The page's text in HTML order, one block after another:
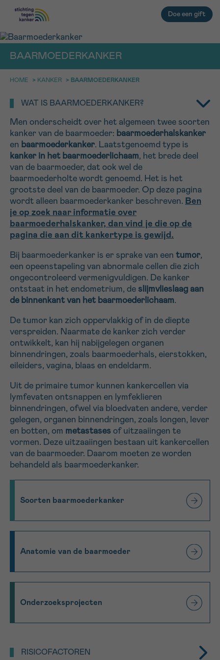
Doe een gift
BAARMOEDERKANKER
HOME > KANKER > BAARMOEDERKANKER
WAT IS BAARMOEDERKANKER?
Men onderscheidt over het algemeen twee soorten
kanker van de baarmoeder: baarmoederhalskanker
en baarmoederkanker. Laatstgenoemd type is
kanker in het baarmoederlichaam, het brede deel
van de baarmoeder, dat ook wel de
baarmoederholte wordt genoemd. Het is het
grootste deel van de baarmoeder. Op deze pagina
wordt alleen baarmoederkanker beschreven. Ben
je op zoek naar informatie over
baarmoederhalskanker, dan vind je die op de
pagina die aan dit kankertype is gewijd.
Bij baarmoederkanker is er sprake van een tumor,
een opeenstapeling van abnormale cellen die zich
ongecontroleerd vermenigvuldigen. De kanker
ontstaat in het endometrium, de slijmvlieslaag aan
de binnenkant van het baarmoederlichaam.
De tumor kan zich oppervlakkig of in de diepte
verspreiden. Naarmate de kanker zich verder
ontwikkelt, kan hij nabijgelegen organen
binnendringen, zoals baarmoederhals, eierstokken,
eileiders, vagina, blaas en endeldarm.
Uit de primaire tumor kunnen kankercellen via
lymfevaten ontsnappen en lymfeklieren
binnendringen, ofwel via bloedvaten andere, verder
gelegen, organen binnendringen, zoals longen, lever
en botten, om metastases of uitzaaiingen te
vormen. Deze uitzaaiingen bestaan uit kankercellen
van de baarmoeder. Daarom moeten ze worden
behandeld als baarmoederkanker.
Soorten baarmoederkanker
Anatomie van de baarmoeder
Onderzoeksprojecten
RISICOFACTOREN
EMAIL
VOORNAAM
IN DE STRIJD TEGEN KANKER STA
Professionele medewerkers beantwoorden je vragen
Contacteer ons gratis
ma-vrij 9u tot 18u
Via ons
contactformulier
Ik wil graag opgebeld worden
Meer weten over Kankerinfo
geen enkele diagnose
TERUG
NAAM
VOORNAAM
MIJN VRAAG
Ja, stuur mij de nieuwsbrief
Ik aanvaard degebruiksvoorwaarden
*VERPLICHT VELD
Sturen
TERUG
Gegevens Bevestiging
KIES DE TIJDSSPANNE VAN JE AFSPRAAK
11h-13h
13h-16h
16h-18h
Verder